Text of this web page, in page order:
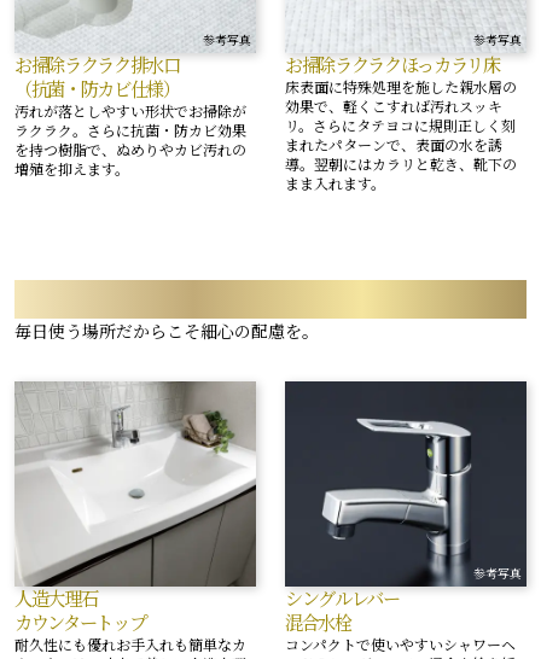
参考写真
お掃除ラクラク排水口
（抗菌・防カビ仕様）
汚れが落としやすい形状でお掃除が
ラクラク。さらに抗菌・防カビ効果
を持つ樹脂で、ぬめりやカビ汚れの
増殖を抑えます。
参考写真
お掃除ラクラクほっカラリ床
床表面に特殊処理を施した親水層の
効果で、軽くこすれば汚れスッキ
リ。さらにタテヨコに規則正しく刻
まれたパターンで、表面の水を誘
導。翌朝にはカラリと乾き、靴下の
まま入れます。
毎日使う場所だからこそ細心の配慮を。
人造大理石
カウンタートップ
耐久性にも優れお手入れも簡単なカ
参考写真
シングルレバー
混合水栓
コンパクトで使いやすいシャワーヘ